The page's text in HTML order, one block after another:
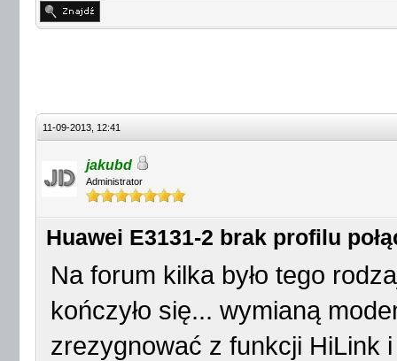
11-09-2013, 12:41
jakubd
Administrator
Huawei E3131-2 brak profilu
Na forum kilka było tego
kończyło się... wymianą
zrezygnować z funkcji HiLink